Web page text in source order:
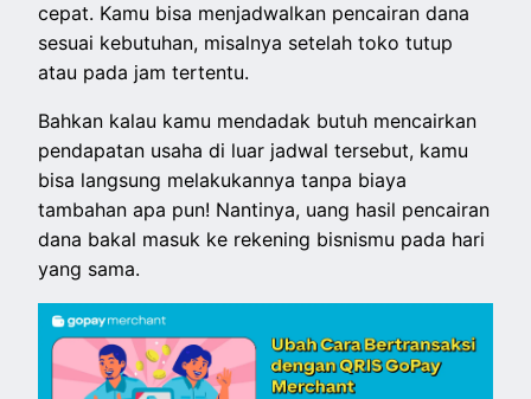
cepat. Kamu bisa menjadwalkan pencairan dana
sesuai kebutuhan, misalnya setelah toko tutup
atau pada jam tertentu.
Bahkan kalau kamu mendadak butuh mencairkan
pendapatan usaha di luar jadwal tersebut, kamu
bisa langsung melakukannya tanpa biaya
tambahan apa pun! Nantinya, uang hasil pencairan
dana bakal masuk ke rekening bisnismu pada hari
yang sama.